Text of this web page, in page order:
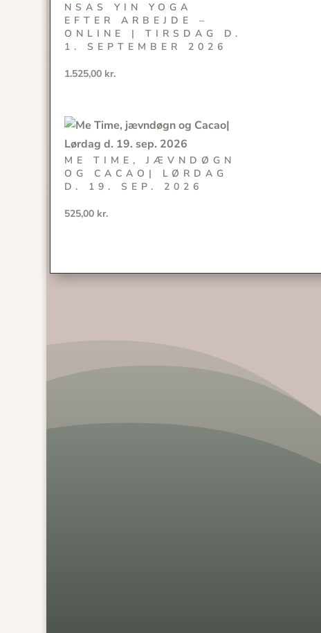
NSAS YIN YOGA
EFTER ARBEJDE –
ONLINE | TIRSDAG D.
1. SEPTEMBER 2026
1.525,00 kr.
ME TIME, JÆVNDØGN
OG CACAO| LØRDAG
D. 19. SEP. 2026
525,00 kr.